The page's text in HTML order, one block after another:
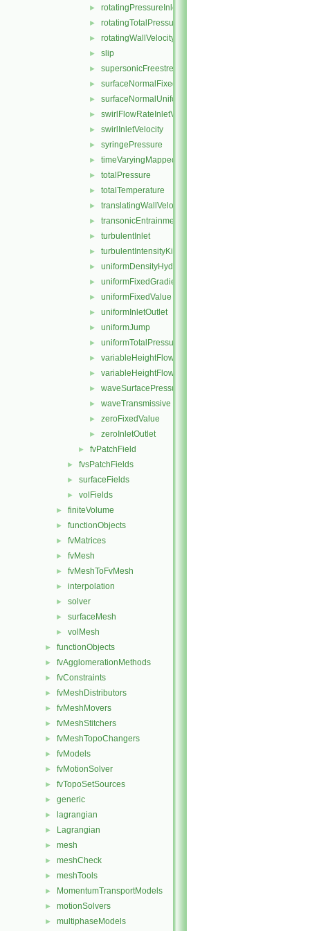
► rotatingPressureInletOutletVelocity
► rotatingTotalPressure
► rotatingWallVelocity
► slip
► supersonicFreestream
► surfaceNormalFixedValue
► surfaceNormalUniformFixedValue
► swirlFlowRateInletVelocity
► swirlInletVelocity
► syringePressure
► timeVaryingMappedFixedValue
► totalPressure
► totalTemperature
► translatingWallVelocity
► transonicEntrainmentPressure
► turbulentInlet
► turbulentIntensityKineticEnergyInlet
► uniformDensityHydrostaticPressure
► uniformFixedGradient
► uniformFixedValue
► uniformInletOutlet
► uniformJump
► uniformTotalPressure
► variableHeightFlowRate
► variableHeightFlowRateInletVelocity
► waveSurfacePressure
► waveTransmissive
► zeroFixedValue
► zeroInletOutlet
► fvPatchField
► fvsPatchFields
► surfaceFields
► volFields
► finiteVolume
► functionObjects
► fvMatrices
► fvMesh
► fvMeshToFvMesh
► interpolation
► solver
► surfaceMesh
► volMesh
► functionObjects
► fvAgglomerationMethods
► fvConstraints
► fvMeshDistributors
► fvMeshMovers
► fvMeshStitchers
► fvMeshTopoChangers
► fvModels
► fvMotionSolver
► fvTopoSetSources
► generic
► lagrangian
► Lagrangian
► mesh
► meshCheck
► meshTools
► MomentumTransportModels
► motionSolvers
► multiphaseModels